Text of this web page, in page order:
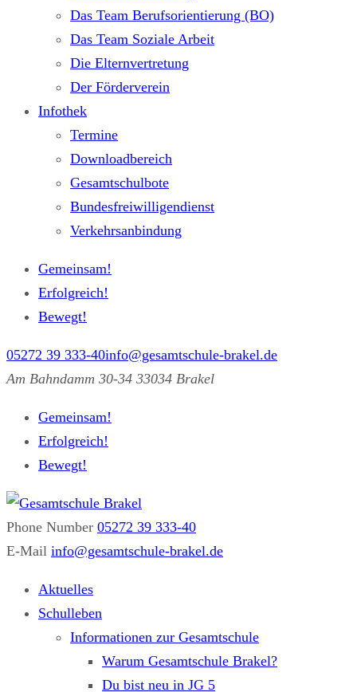
Das Team Berufsorientierung (BO)
Das Team Soziale Arbeit
Die Elternvertretung
Der Förderverein
Infothek
Termine
Downloadbereich
Gesamtschulbote
Bundesfreiwilligendienst
Verkehrsanbindung
Gemeinsam!
Erfolgreich!
Bewegt!
05272 39 333-40info@gesamtschule-brakel.de
Am Bahndamm 30-34 33034 Brakel
Gemeinsam!
Erfolgreich!
Bewegt!
Phone Number 05272 39 333-40
E-Mail info@gesamtschule-brakel.de
Aktuelles
Schulleben
Informationen zur Gesamtschule
Warum Gesamtschule Brakel?
Du bist neu in JG 5